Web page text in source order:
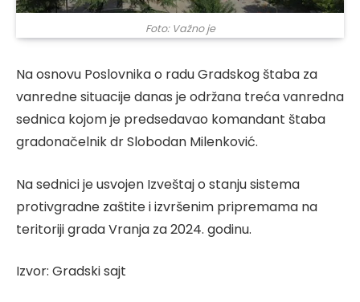
Foto: Važno je
Na osnovu Poslovnika o radu Gradskog štaba za
vanredne situacije danas je održana treća vanredna
sednica kojom je predsedavao komandant štaba
gradonačelnik dr Slobodan Milenković.
Na sednici je usvojen Izveštaj o stanju sistema
protivgradne zaštite i izvršenim pripremama na
teritoriji grada Vranja za 2024. godinu.
Izvor: Gradski sajt